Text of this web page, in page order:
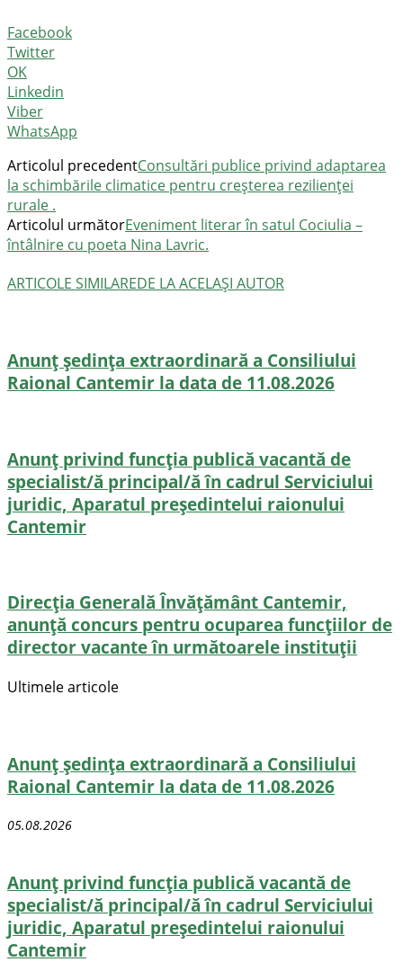
Facebook
Twitter
OK
Linkedin
Viber
WhatsApp
Articolul precedentConsultări publice privind adaptarea
la schimbările climatice pentru creșterea rezilienței
rurale .
Articolul următorEveniment literar în satul Cociulia –
întâlnire cu poeta Nina Lavric.
ARTICOLE SIMILAREDE LA ACELAȘI AUTOR
Anunț ședința extraordinară a Consiliului
Raional Cantemir la data de 11.08.2026
Anunț privind funcția publică vacantă de
specialist/ă principal/ă în cadrul Serviciului
juridic, Aparatul președintelui raionului
Cantemir
Direcţia Generală Învăţământ Cantemir,
anunță concurs pentru ocuparea funcţiilor de
director vacante în următoarele instituții
Ultimele articole
Anunț ședința extraordinară a Consiliului
Raional Cantemir la data de 11.08.2026
05.08.2026
Anunț privind funcția publică vacantă de
specialist/ă principal/ă în cadrul Serviciului
juridic, Aparatul președintelui raionului
Cantemir